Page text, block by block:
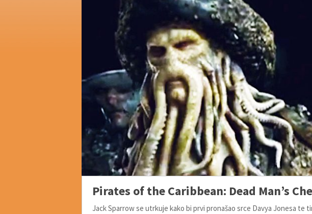
Pirates of the Caribbean: Dead Man’s
Jack Sparrow se utrkuje kako bi prvi pronašao srce Davya Jonesa te